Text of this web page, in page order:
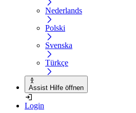
Nederlands
Polski
Svenska
Türkçe
Assist Hilfe öffnen
Login